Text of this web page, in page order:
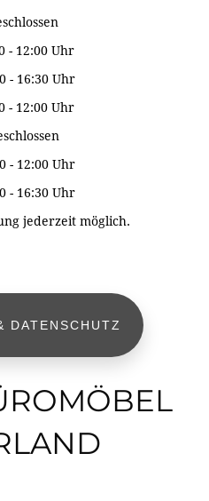
- 12:00 Uhr
16:30 Uhr
- 12:00 Uhr
- 12:00 Uhr
16:30 Uhr
jederzeit möglich.
DATENSCHUTZ